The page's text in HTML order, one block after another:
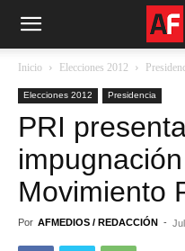
Inicio Elecciones 2012
Elecciones 2012 Presidencia
PRI
Movimiento
Por AFMEDIOS / REDACCIÓN -